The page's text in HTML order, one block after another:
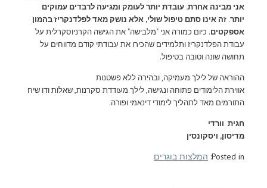
אני מבינה אחרת. עובדת יותר לעומק ומגיעה לרבדים עמוקים
יותר. זה אינו סתם טיפול שולי, אלא נושק מאד לפלדנקריז בהמון
אספקטים. כיום כמורה אני "מלבישה" את הגישה הקרניוסקרלית על
עבודת הפלדנקריז ותלמידים שהכירו את עבודתי קודם מדווחים על
תחושה שונה וטובה בטיפול.
ההוראה של לילך מעמיקה, ובהירה ללא פשטנות
אווירת הלימודים פתוחה ונגישה, לילך מעודדת סקרנות, שאלות ודו שיח
התורמים מאד לתהליך לימודי דינאמי ופורה.
חגית וורדי
מדיסון, ויסקונסין
Posted in: המלצות בוגרים